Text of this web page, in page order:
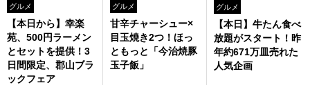
グルメ
【本日から】幸楽
苑、500円ラーメン
とセットを提供！3
日間限定、郡山ブラ
ックフェア
グルメ
甘辛チャーシュー×
目玉焼き2つ！ほっ
ともっと「今治焼豚
玉子飯」
グルメ
【本日】牛たん食べ
放題がスタート！昨
年約671万皿売れた
人気企画